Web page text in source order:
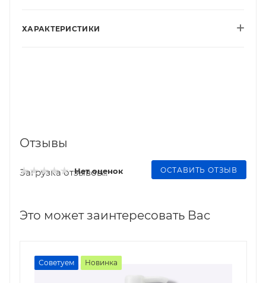
ХАРАКТЕРИСТИКИ
Отзывы
Нет оценок ОСТАВИТЬ ОТЗЫВ
Загрузка отзывов...
Это может заинтересовать Вас
Советуем Новинка